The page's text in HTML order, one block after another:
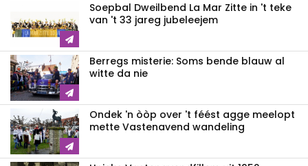
Soepbal Dweilbend La Mar Zitte in 't teke
van 't 33 jareg jubeleejem
Berregs misterie: Soms bende blauw al
witte da nie
Ondek 'n òòp over 't féést agge meelopt
mette Vastenavend wandeling